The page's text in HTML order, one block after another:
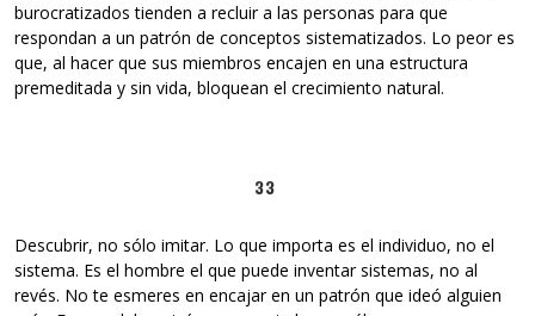
burocratizados tienden a recluir a las personas para que
respondan a un patrón de conceptos sistematizados. Lo peor es
que, al hacer que sus miembros encajen en una estructura
premeditada y sin vida, bloquean el crecimiento natural.
33
Descubrir, no sólo imitar. Lo que importa es el individuo, no el
sistema. Es el hombre el que puede inventar sistemas, no al
revés. No te esmeres en encajar en un patrón que ideó alguien